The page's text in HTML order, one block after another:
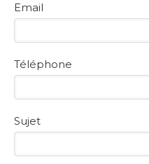
Email
Téléphone
Sujet